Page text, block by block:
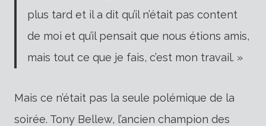
plus tard et il a dit qu’il n’était pas content
de moi et qu’il pensait que nous étions amis,
mais tout ce que je fais, c’est mon travail. »
Mais ce n’était pas la seule polémique de la
soirée. Tony Bellew, l’ancien champion des